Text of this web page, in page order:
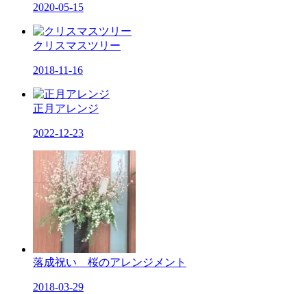
2020-05-15
クリスマスツリー
2018-11-16
正月アレンジ
2022-12-23
落成祝い 桜のアレンジメント
2018-03-29